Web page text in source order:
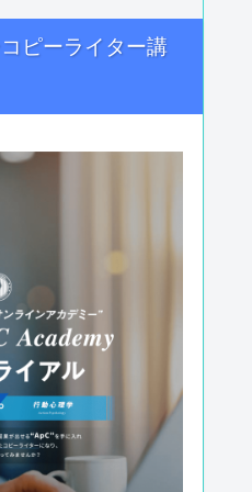
ピーライター講